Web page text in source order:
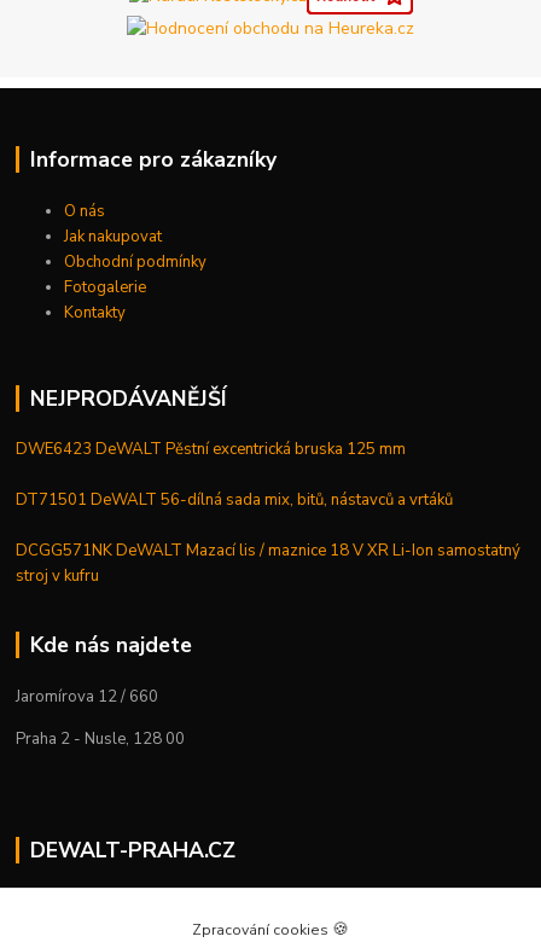
Informace pro zákazníky
O nás
Jak nakupovat
Obchodní podmínky
Fotogalerie
Kontakty
NEJPRODÁVANĚJŠÍ
DWE6423 DeWALT Pěstní excentrická bruska 125 mm
DT71501 DeWALT 56-dílná sada mix, bitů, nástavců a vrtáků
DCGG571NK DeWALT Mazací lis / maznice 18 V XR Li-Ion samostatný
stroj v kufru
Kde nás najdete
Jaromírova 12 / 660
Praha 2 - Nusle, 128 00
DEWALT-PRAHA.CZ
+420 224 936 535
Zpracování cookies 🍪